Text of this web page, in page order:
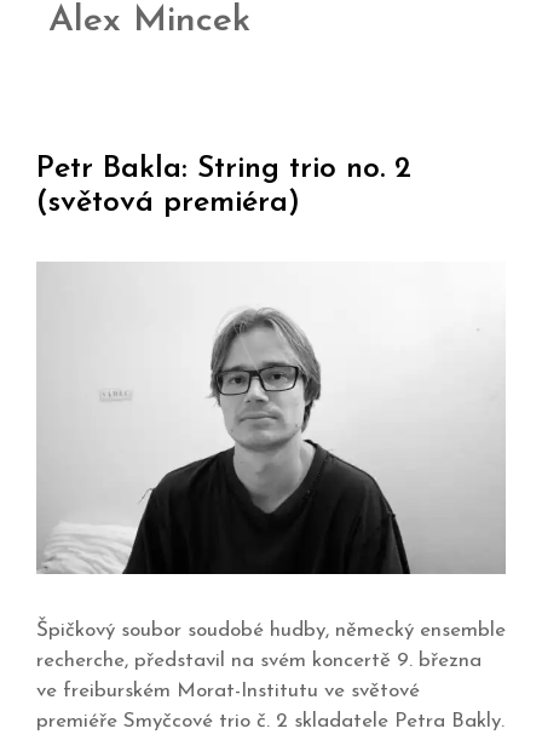
Alex Mincek
Petr Bakla: String trio no. 2
(světová premiéra)
Špičkový soubor soudobé hudby, německý ensemble
recherche, představil na svém koncertě 9. března
ve freiburském Morat-Institutu ve světové
premiéře Smyčcové trio č. 2 skladatele Petra Bakly.